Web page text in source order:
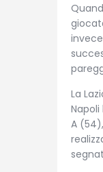
La
A